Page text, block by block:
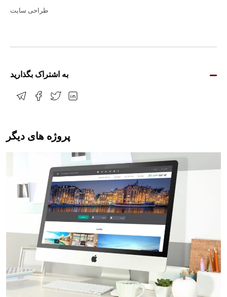
طراحی سایت
به اشتراک بگذارید
پروژه های دیگر